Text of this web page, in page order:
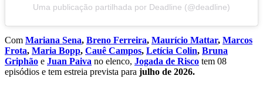
Uma publicação partilhada por Deadline (@deadline)
Com Mariana Sena, Breno Ferreira, Maurício Mattar, Marcos
Frota, Maria Bopp, Cauê Campos, Letícia Colin, Bruna
Griphão e Juan Paiva no elenco, Jogada de Risco tem 08
episódios e tem estreia prevista para julho de 2026.